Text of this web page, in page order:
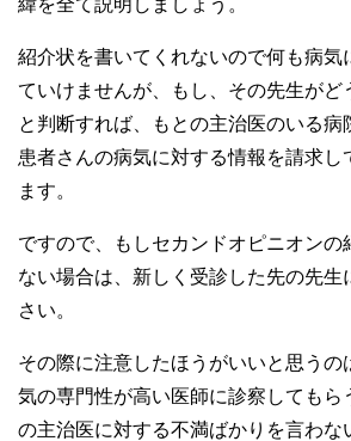
緯を全て説明しましょう。
紹介状を書いてくれないので何も病気
ていけませんが、もし、その先生がど
と判断すれば、もとの主治医のいる病
患者さんの病気に対する情報を請求し
ます。
ですので、もしセカンドオピニオンの
ない場合は、新しく受診した先の先生
さい。
その際に注意したほうがいいと思うの
気の専門性が高い医師に診察してもら
の主治医に対する不満ばかりを言わな